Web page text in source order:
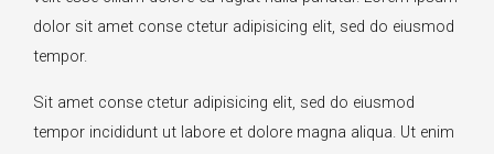
dolor sit amet conse ctetur adipisicing elit, sed do eiusmod
tempor.
Sit amet conse ctetur adipisicing elit, sed do eiusmod
tempor incididunt ut labore et dolore magna aliqua. Ut enim